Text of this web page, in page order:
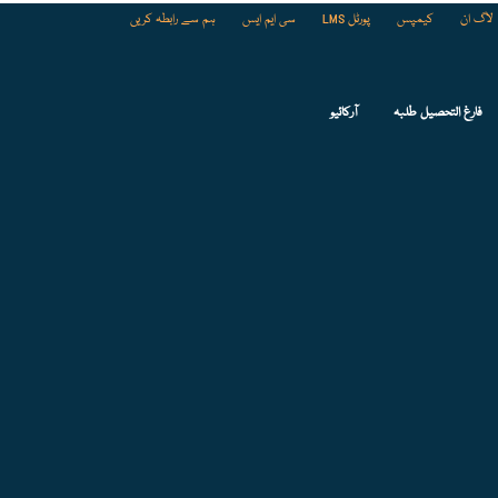
لاگ ان کیمپس پورٹل LMS سی ایم ایس ہم سے رابطہ کریں
فارغ التحصیل طلبہ آرکائیو